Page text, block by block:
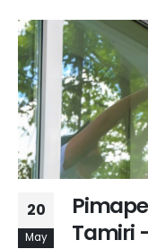
20
May
Tamiri